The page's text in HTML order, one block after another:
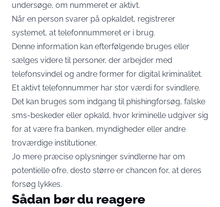
undersøge, om nummeret er aktivt.
Når en person svarer på opkaldet, registrerer
systemet, at telefonnummeret er i brug.
Denne information kan efterfølgende bruges eller
sælges videre til personer, der arbejder med
telefonsvindel og andre former for digital kriminalitet.
Et aktivt telefonnummer har stor værdi for svindlere.
Det kan bruges som indgang til phishingforsøg, falske
sms-beskeder eller opkald, hvor kriminelle udgiver sig
for at være fra banken, myndigheder eller andre
troværdige institutioner.
Jo mere præcise oplysninger svindlerne har om
potentielle ofre, desto større er chancen for, at deres
forsøg lykkes.
Sådan bør du reagere